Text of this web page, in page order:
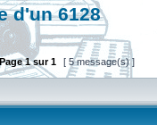
d'un 6128
1sur1 [ 5 message(s) ]